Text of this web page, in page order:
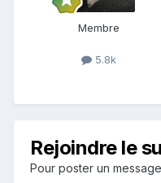
Membre
5.8k
Rejoindre le
Pour poster un